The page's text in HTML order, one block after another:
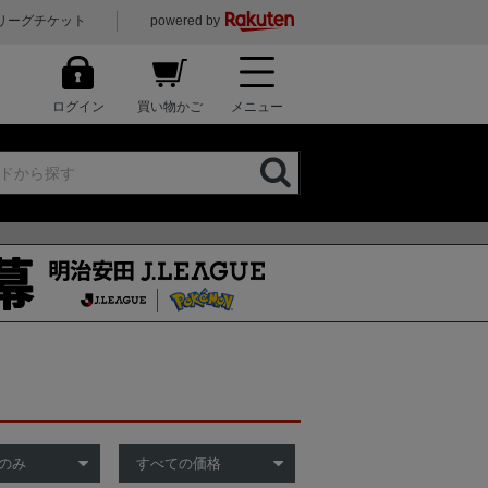
ーグチケット powered by
ログイン 買い物かご メニュー